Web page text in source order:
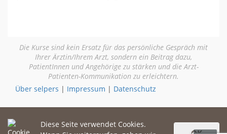
Die Kurse sind kein Ersatz für das persönliche Gespräch mit
Ihrer Ärztin/Ihrem Arzt, sondern ein Beitrag dazu,
PatientInnen und Angehörige zu stärken und die Arzt-
Patienten-Kommunikation zu erleichtern.
Über selpers | Impressum | Datenschutz
Diese Seite verwendet Cookies.